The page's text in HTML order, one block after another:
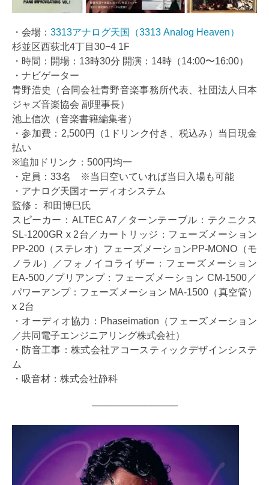
・会場： 3313アナログ天国（3313 Analog Heaven）
杉並区西荻北4丁目30−4 1F
・時間：開場：13時30分 開演：14時（14:00〜16:00）
・ナビゲーター
青野浩史（合同会社青野音楽事務所代表、社団法人日本
ジャズ音楽協会 副理事長）
池上信次（音楽書籍編集者）
・参加費：2,500円（1ドリンク付き、税込み）当日現金
払い
※追加ドリンク：500円均一
・定員：33名 ※当日空いていれば当日入場も可能
・アナログ天国オーディオシステム
監修： 和田博巳氏
スピーカー：ALTEC A7／ターンテーブル：テクニクス
SL-1200GR x 2台／カートリッジ：フェーズメーション
PP-200（ステレオ）フェーズメーションPP-MONO（モ
ノラル）／フォノイコライザー：フェーズメーション
EA-500／プリアンプ：フェーズメーション CM-1500／
パワーアンプ：フェーズメーション MA-1500（真空管）
x 2台
・オーディオ協力：Phaseimation（フェーズメーション
／共同電子エンジニアリング株式会社）
・防音工事：株式会社アコースティックデザインシステ
ム
・吸音材：株式会社静科
─────────────